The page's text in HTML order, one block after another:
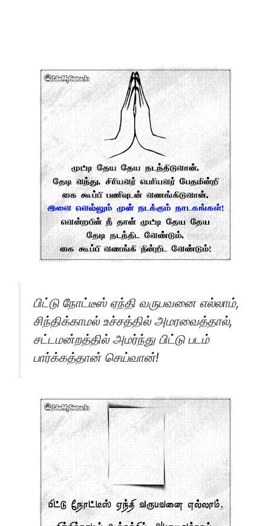
பிட்டு நோட்டீஸ் ஏந்தி வருபவனை எல்லாம்,
சிந்திக்காமல் உச்சத்தில் அமரவைத்தால்,
சட்டமன்றத்தில் அமர்ந்து பிட்டு படம்
பார்க்கத்தான் செய்வான்!